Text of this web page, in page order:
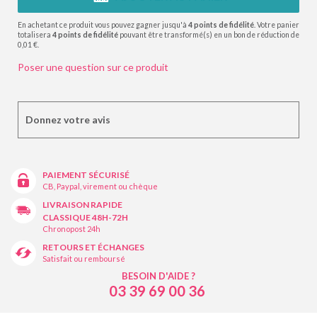
En achetant ce produit vous pouvez gagner jusqu'à 4points de fidélité . Votre panier
totalisera 4points de fidélité pouvant être transformé(s) en un bon de réduction de
0,01 €
Poser une question sur ce produit
Donnez votre avis
PAIEMENT SÉCURISÉ
CB, Paypal, virement ou chèque
LIVRAISON RAPIDE
CLASSIQUE 48H-72H
Chronopost 24h
RETOURS ET ÉCHANGES
Satisfait ou remboursé
BESOIN D'AIDE ?
03 39 69 00 36